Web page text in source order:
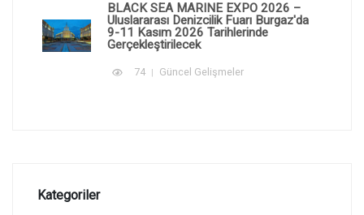
BLACK SEA MARINE EXPO 2026 –
Uluslararası Denizcilik Fuarı Burgaz'da
9-11 Kasım 2026 Tarihlerinde
Gerçekleştirilecek
74 Güncel Gelişmeler
Kategoriler